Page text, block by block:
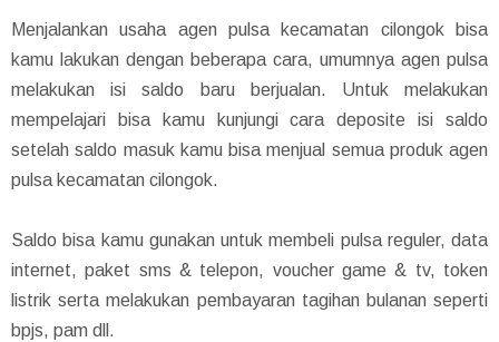
Menjalankan usaha agen pulsa kecamatan cilongok bisa
kamu lakukan dengan beberapa cara, umumnya agen pulsa
melakukan isi saldo baru berjualan. Untuk melakukan
mempelajari bisa kamu kunjungi cara deposite isi saldo
setelah saldo masuk kamu bisa menjual semua produk agen
pulsa kecamatan cilongok.
Saldo bisa kamu gunakan untuk membeli pulsa reguler, data
internet, paket sms & telepon, voucher game & tv, token
listrik serta melakukan pembayaran tagihan bulanan seperti
bpjs, pam dll.